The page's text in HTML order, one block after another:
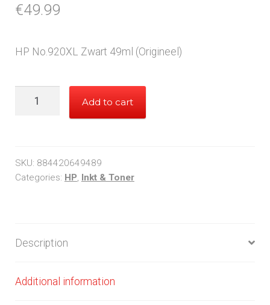
€49.99
HP No.920XL Zwart 49ml (Origineel)
Add to cart
SKU: 884420649489
Categories: HP, Inkt & Toner
Description
Additional information